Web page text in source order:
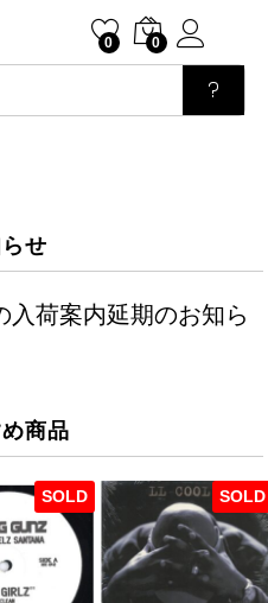
0 0
せ
入荷案内延期のお知ら
商品
SOLD SOLD